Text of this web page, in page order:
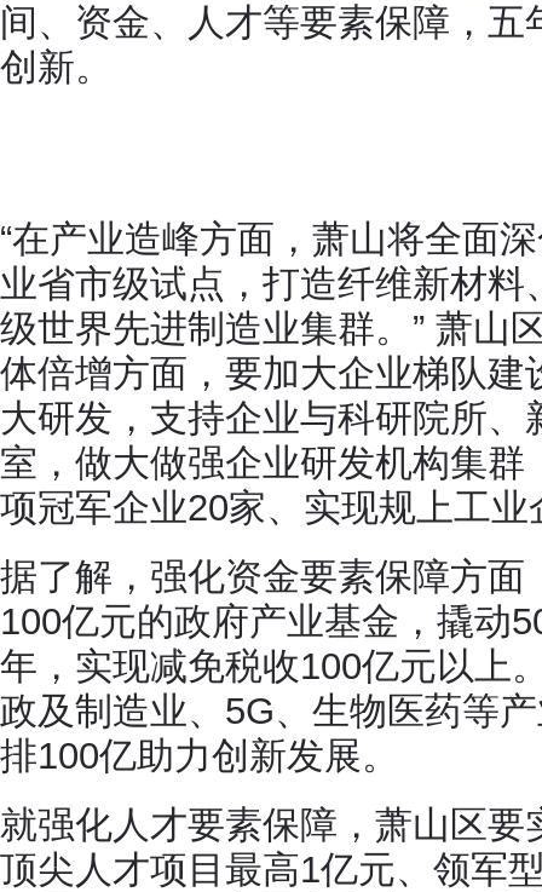
间、资金、人才等要素保障，
创新。
“在产业造峰方面，萧山将全面
业省市级试点，打造纤维新材
级世界先进制造业集群。” 萧山
体倍增方面，要加大企业梯队
大研发，支持企业与科研院所
室，做大做强企业研发机构集群
项冠军企业20家、实现规上工
据了解，强化资金要素保障方面
100亿元的政府产业基金，撬动
年，实现减免税收100亿元以上
政及制造业、5G、生物医药等
排100亿助力创新发展。
就强化人才要素保障，萧山区
顶尖人才项目最高1亿元、领军